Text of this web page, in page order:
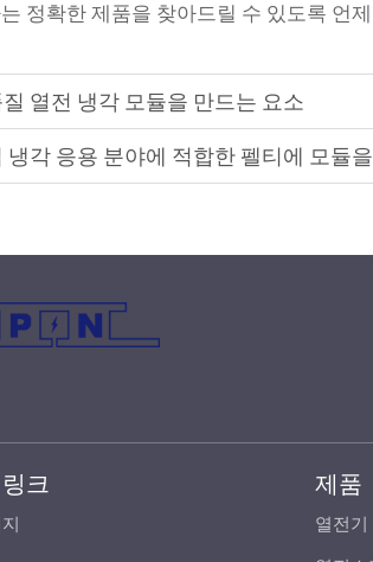
정확한 제품을 찾아드릴 수 있도록 언
질 열전 냉각 모듈을 만드는 요소
냉각 응용 분야에 적합한 펠티에 모듈
크 제품
열전기